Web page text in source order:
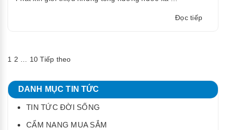
Đọc tiếp
thích
hơp
Điều
hướng
bài
viết
1 2 10 Tiếp theo
DANH MỤC TIN TỨC
TIN TỨC ĐỜI SỐNG
CẨM NANG MUA SẮM